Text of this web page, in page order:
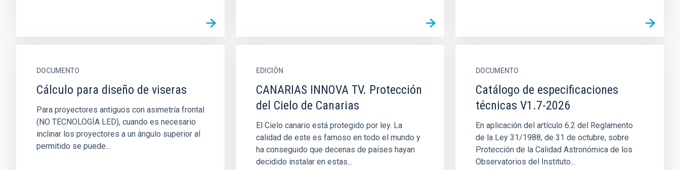
DOCUMENTO
Cálculo para diseño de viseras
Para proyectores antiguos con asimetría frontal
(NO TECNOLOGÍA LED), cuando es necesario
inclinar los proyectores a un ángulo superior al
permitido se puede...
EDICIÓN
CANARIAS INNOVA TV. Protección
del Cielo de Canarias
El Cielo canario está protegido por ley. La
calidad de este es famoso en todo el mundo y
ha conseguido que decenas de países hayan
decidido instalar en estas...
DOCUMENTO
Catálogo de especificaciones
técnicas V1.7-2026
En aplicación del artículo 6.2 del Reglamento
de la Ley 31/1988, de 31 de octubre, sobre
Protección de la Calidad Astronómica de los
Observatorios del Instituto...